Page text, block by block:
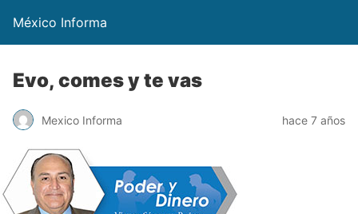
México Informa
Evo, comes y te vas
Mexico Informa hace 7 años